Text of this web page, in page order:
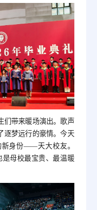
们带来暖场演出。歌声
逐梦远行的豪情。今天
新身份——天大校友。
是母校最宝贵、最温暖